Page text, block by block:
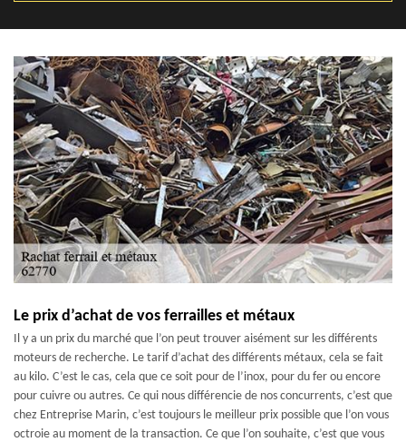
Le prix d’achat de vos ferrailles et métaux
Il y a un prix du marché que l’on peut trouver aisément sur les différents
moteurs de recherche. Le tarif d’achat des différents métaux, cela se fait
au kilo. C’est le cas, cela que ce soit pour de l’inox, pour du fer ou encore
pour cuivre ou autres. Ce qui nous différencie de nos concurrents, c’est que
chez Entreprise Marin, c’est toujours le meilleur prix possible que l’on vous
octroie au moment de la transaction. Ce que l’on souhaite, c’est que vous